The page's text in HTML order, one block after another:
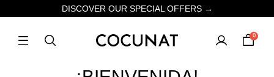
DISCOVER OUR SPECIAL OFFERS →
0